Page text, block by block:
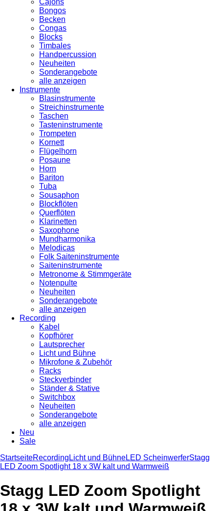
Cajons
Bongos
Becken
Congas
Blocks
Timbales
Handpercussion
Neuheiten
Sonderangebote
alle anzeigen
Instrumente
Blasinstrumente
Streichinstrumente
Taschen
Tasteninstrumente
Trompeten
Kornett
Flügelhorn
Posaune
Horn
Bariton
Tuba
Sousaphon
Blockflöten
Querflöten
Klarinetten
Saxophone
Mundharmonika
Melodicas
Folk Saiteninstrumente
Saiteninstrumente
Metronome & Stimmgeräte
Notenpulte
Neuheiten
Sonderangebote
alle anzeigen
Recording
Kabel
Kopfhörer
Lautsprecher
Licht und Bühne
Mikrofone & Zubehör
Racks
Steckverbinder
Ständer & Stative
Switchbox
Neuheiten
Sonderangebote
alle anzeigen
Neu
Sale
StartseiteRecordingLicht und BühneLED ScheinwerferStagg
LED Zoom Spotlight 18 x 3W kalt und Warmweiß
Stagg LED Zoom Spotlight